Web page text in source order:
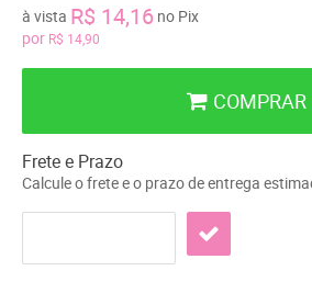
por R$ 14,90
à vista R$ 14,16 no Pix
COMPRAR
Frete e Prazo
Calcule o frete e o prazo de entrega